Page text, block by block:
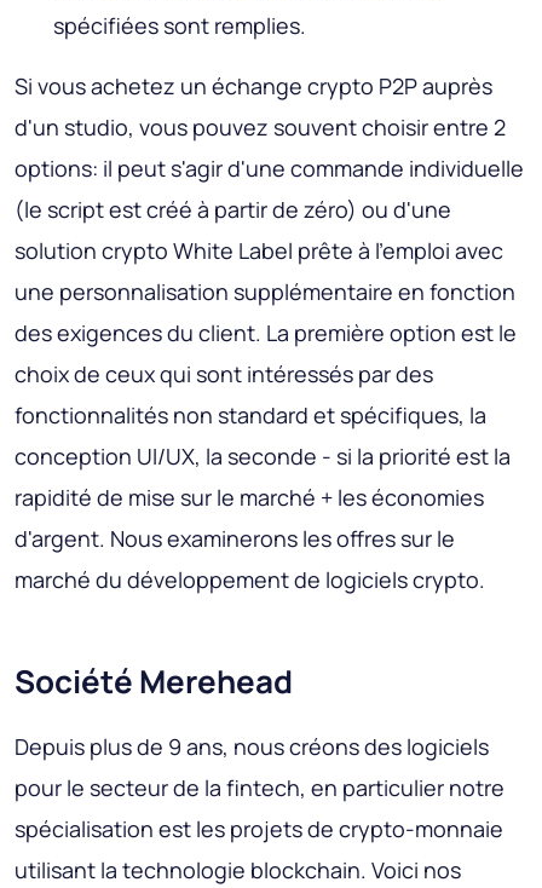
spécifiées sont remplies.
Si vous achetez un échange crypto P2P auprès
d'un studio, vous pouvez souvent choisir entre 2
options: il peut s'agir d'une commande individuelle
(le script est créé à partir de zéro) ou d'une
solution crypto White Label prête à l'emploi avec
une personnalisation supplémentaire en fonction
des exigences du client. La première option est le
choix de ceux qui sont intéressés par des
fonctionnalités non standard et spécifiques, la
conception UI/UX, la seconde - si la priorité est la
rapidité de mise sur le marché + les économies
d'argent. Nous examinerons les offres sur le
marché du développement de logiciels crypto.
Société Merehead
Depuis plus de 9 ans, nous créons des logiciels
pour le secteur de la fintech, en particulier notre
spécialisation est les projets de crypto-monnaie
utilisant la technologie blockchain. Voici nos